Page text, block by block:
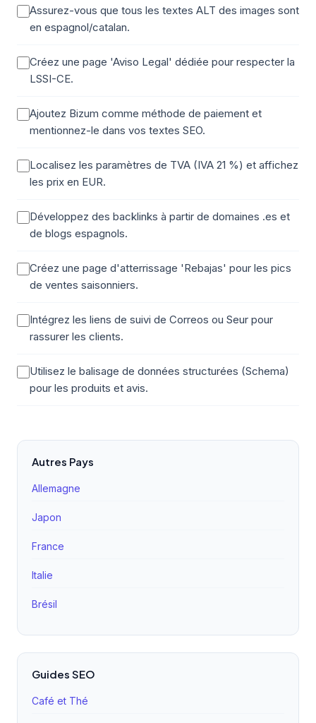
Assurez-vous que tous les textes ALT des images sont
en espagnol/catalan.
Créez une page 'Aviso Legal' dédiée pour respecter la
LSSI-CE.
Ajoutez Bizum comme méthode de paiement et
mentionnez-le dans vos textes SEO.
Localisez les paramètres de TVA (IVA 21 %) et affichez
les prix en EUR.
Développez des backlinks à partir de domaines .es et
de blogs espagnols.
Créez une page d'atterrissage 'Rebajas' pour les pics
de ventes saisonniers.
Intégrez les liens de suivi de Correos ou Seur pour
rassurer les clients.
Utilisez le balisage de données structurées (Schema)
pour les produits et avis.
Autres Pays
Allemagne
Japon
France
Italie
Brésil
Guides SEO
Café et Thé